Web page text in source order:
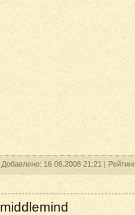
Добавлено: 16.06.2008 21:21 |
middlemind